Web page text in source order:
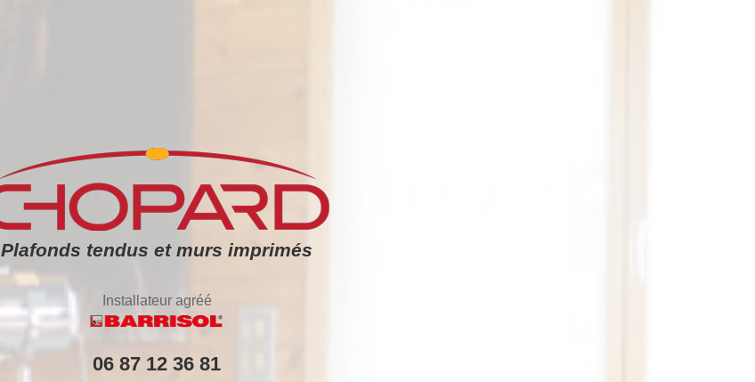
Plafonds tendus et murs imprimés
Installateur agréé
06 87 12 36 81